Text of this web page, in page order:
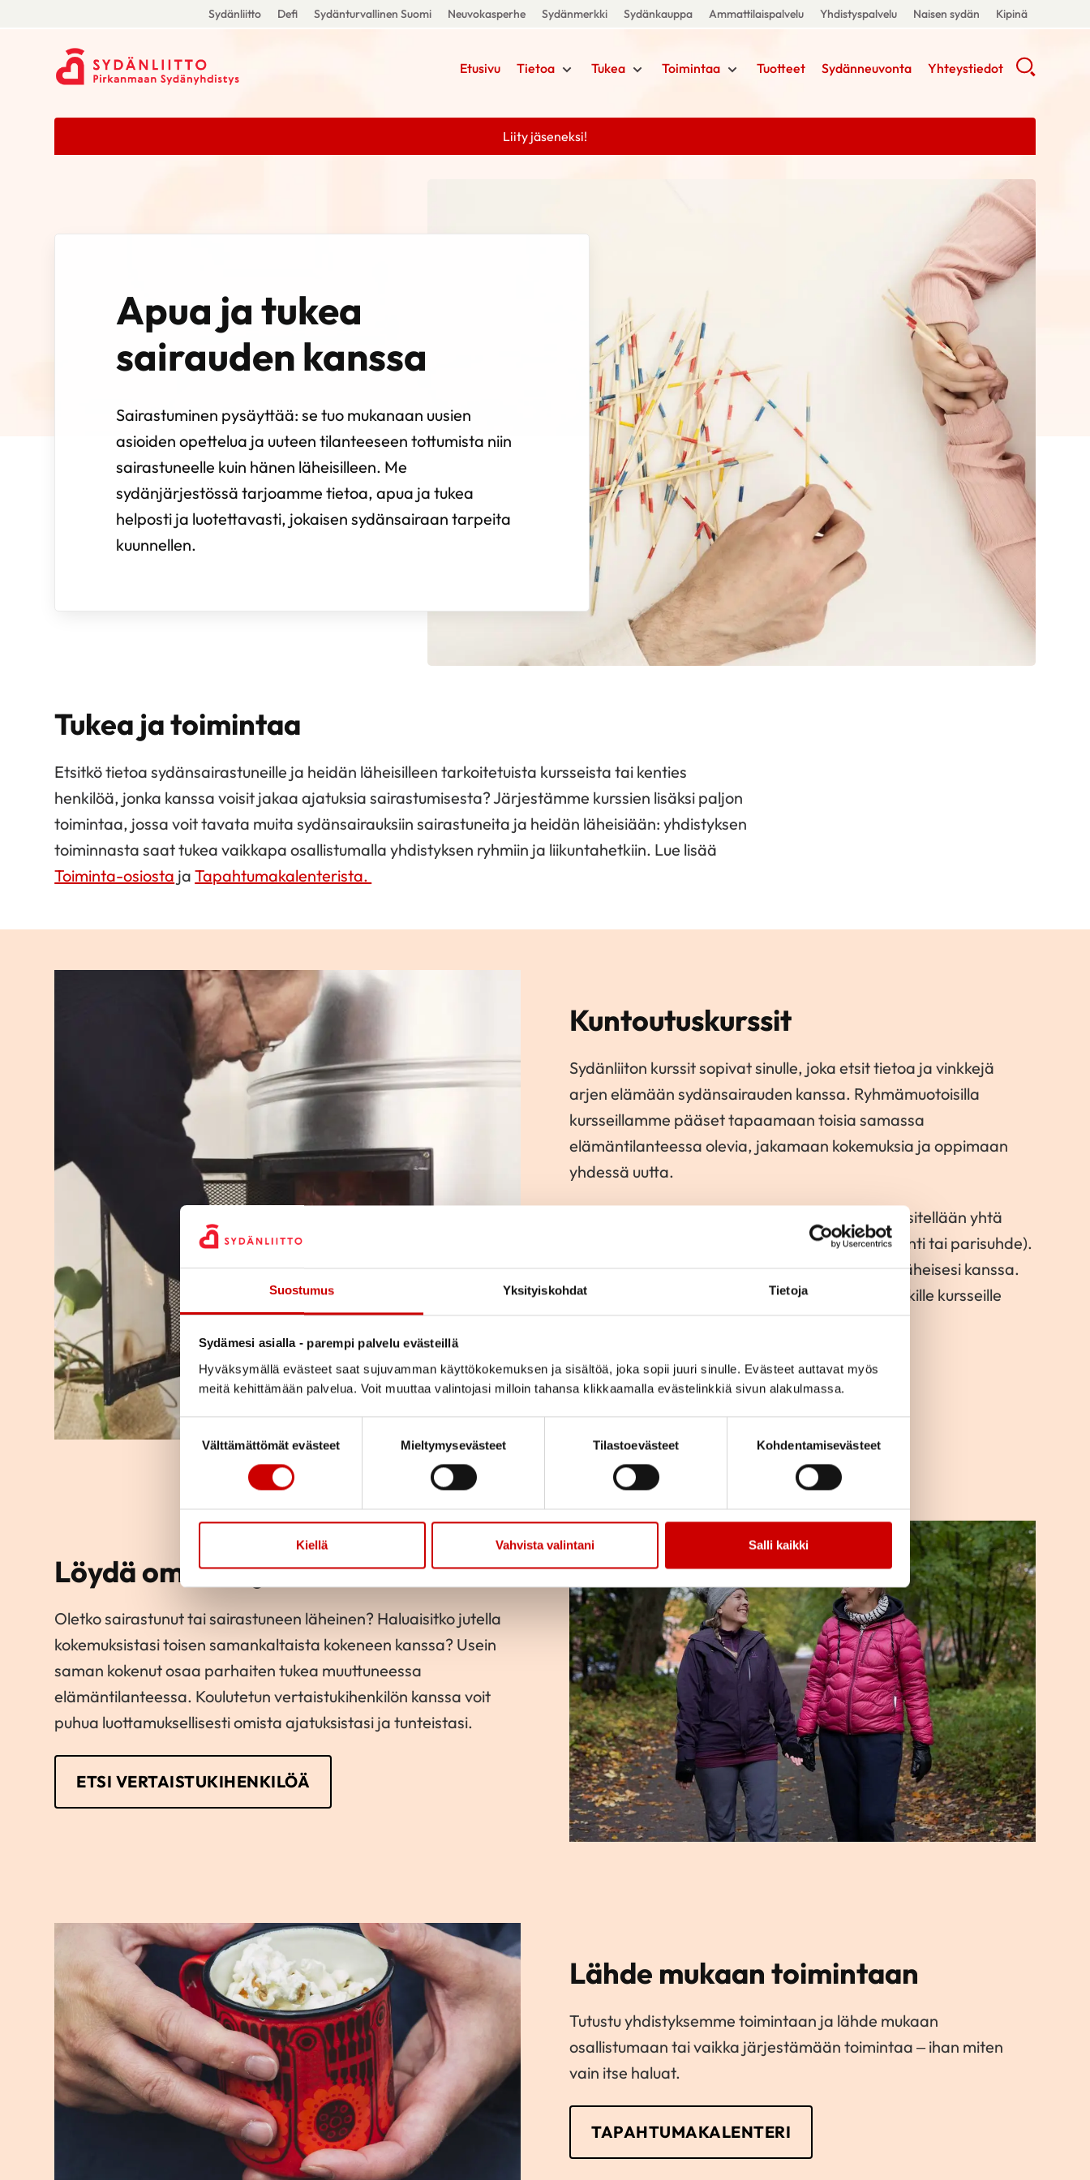
Suostumus Yksityiskohdat Tietoja
Sydämesi asialla - parempi palvelu evästeillä
Hyväksymällä evästeet saat sujuvamman käyttökokemuksen ja sisältöä, joka sopii juuri sinulle. Evästeet auttavat myös
meitä kehittämään palvelua. Voit muuttaa valintojasi milloin tahansa klikkaamalla evästelinkkiä sivun alakulmassa.
Välttämättömät evästeet
Mieltymysevästeet Tilastoevästeet Kohdentamisevästeet
Kiellä Vahvista valintani Salli kaikki
Sydänliitto Defi Sydänturvallinen Suomi Neuvokasperhe Sydänmerkki Sydänkauppa Ammattilaispalvelu Yhdistyspalvelu Naisen sydän Kipinä
Etusivu Tietoa Tukea Toimintaa Tuotteet Sydänneuvonta Yhteystiedot
Liity jäseneksi!
Apua ja tukea
sairauden kanssa
Sairastuminen pysäyttää: se tuo mukanaan uusien
asioiden opettelua ja uuteen tilanteeseen tottumista niin
sairastuneelle kuin hänen läheisilleen. Me
sydänjärjestössä tarjoamme tietoa, apua ja tukea
helposti ja luotettavasti, jokaisen sydänsairaan tarpeita
kuunnellen.
Tukea ja toimintaa
Etsitkö tietoa sydänsairastuneille ja heidän läheisilleen tarkoitetuista kursseista tai kenties
henkilöä, jonka kanssa voisit jakaa ajatuksia sairastumisesta? Järjestämme kurssien lisäksi paljon
toimintaa, jossa voit tavata muita sydänsairauksiin sairastuneita ja heidän läheisiään: yhdistyksen
toiminnasta saat tukea vaikkapa osallistumalla yhdistyksen ryhmiin ja liikuntahetkiin. Lue lisää
Toiminta-osiosta jaTapahtumakalenterista.
Kuntoutuskurssit
Sydänliiton kurssit sopivat sinulle, joka etsit tietoa ja vinkkejä
arjen elämään sydänsairauden kanssa. Ryhmämuotoisilla
kursseillamme pääset tapaamaan toisia samassa
elämäntilanteessa olevia, jakamaan kokemuksia ja oppimaan
yhdessä uutta.
Osa kursseista on teemallisia kursseja, joissa käsitellään yhtä
asiaa (esim. liikunta, ravitsemus, mielenhyvinvointi tai parisuhde).
Voit tulla kurssille yksin tai yhdessä puolisosi tai läheisesi kanssa.
Kurssimme ovat maksuttomia. Voit hakeutua kaikille kursseille
asuinpaikastasi riippumatta.
SYDÄNLIITON KUNTOUTUSKURSSIT
Löydä oma tukijasi
Oletko sairastunut tai sairastuneen läheinen? Haluaisitko jutella
kokemuksistasi toisen samankaltaista kokeneen kanssa? Usein
saman kokenut osaa parhaiten tukea muuttuneessa
elämäntilanteessa. Koulutetun vertaistukihenkilön kanssa voit
puhua luottamuksellisesti omista ajatuksistasi ja tunteistasi.
ETSI VERTAISTUKIHENKILÖÄ
Lähde mukaan toimintaan
Tutustu yhdistyksemme toimintaan ja lähde mukaan
osallistumaan tai vaikka järjestämään toimintaa – ihan miten
vain itse haluat.
TAPAHTUMAKALENTERI